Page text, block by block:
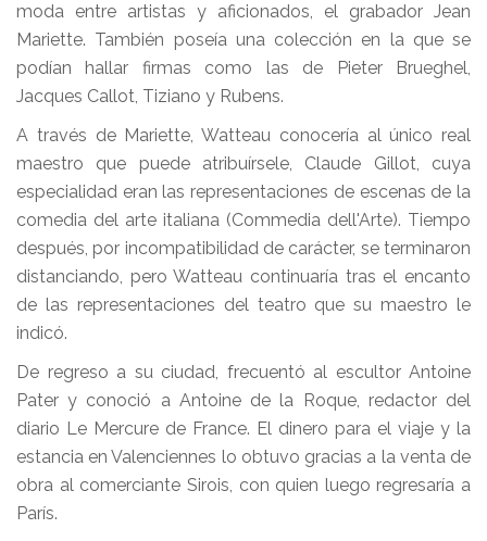
moda entre artistas y aficionados, el grabador Jean
Mariette. También poseía una colección en la que se
podían hallar firmas como las de Pieter Brueghel,
Jacques Callot, Tiziano y Rubens.
A través de Mariette, Watteau conocería al único real
maestro que puede atribuírsele, Claude Gillot, cuya
especialidad eran las representaciones de escenas de la
comedia del arte italiana (Commedia dell'Arte). Tiempo
después, por incompatibilidad de carácter, se terminaron
distanciando, pero Watteau continuaría tras el encanto
de las representaciones del teatro que su maestro le
indicó.
De regreso a su ciudad, frecuentó al escultor Antoine
Pater y conoció a Antoine de la Roque, redactor del
diario Le Mercure de France. El dinero para el viaje y la
estancia en Valenciennes lo obtuvo gracias a la venta de
obra al comerciante Sirois, con quien luego regresaría a
París.